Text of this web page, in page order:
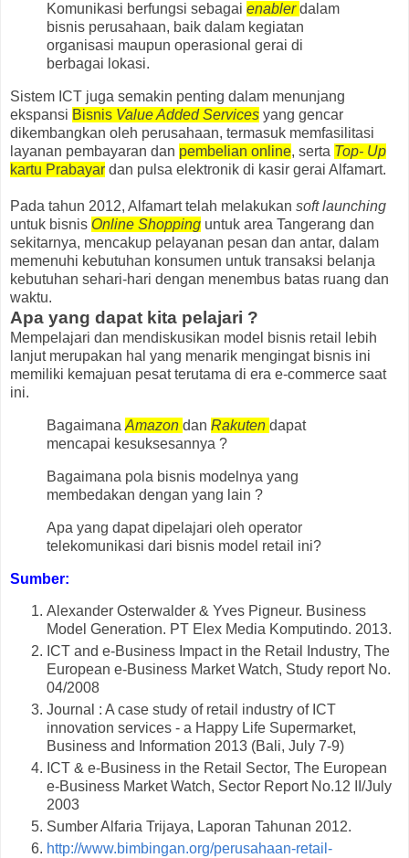
Komunikasi berfungsi sebagai enablerdalam
bisnis perusahaan, baik dalam kegiatan
organisasi maupun operasional gerai di
berbagai lokasi.
Sistem ICT juga semakin penting dalam menunjang
ekspansi Bisnis Value Added Services yang gencar
dikembangkan oleh perusahaan, termasuk memfasilitasi
layanan pembayaran dan pembelian online, serta Top- Up
kartu Prabayar dan pulsa elektronik di kasir gerai Alfamart.
Pada tahun 2012, Alfamart telah melakukan soft launching
untuk bisnis Online Shopping untuk area Tangerang dan
sekitarnya, mencakup pelayanan pesan dan antar, dalam
memenuhi kebutuhan konsumen untuk transaksi belanja
kebutuhan sehari-hari dengan menembus batas ruang dan
waktu.
Apa yang dapat kita pelajari ?
Mempelajari dan mendiskusikan model bisnis retail lebih
lanjut merupakan hal yang menarik mengingat bisnis ini
memiliki kemajuan pesat terutama di era e-commerce saat
ini.
Bagaimana Amazon dan Rakuten dapat
mencapai kesuksesannya ?
Bagaimana pola bisnis modelnya yang
membedakan dengan yang lain ?
Apa yang dapat dipelajari oleh operator
telekomunikasi dari bisnis model retail ini?
Sumber:
Alexander Osterwalder & Yves Pigneur. Business
Model Generation. PT Elex Media Komputindo. 2013.
ICT and e-Business Impact in the Retail Industry, The
European e-Business Market Watch, Study report No.
04/2008
Journal : A case study of retail industry of ICT
innovation services - a Happy Life Supermarket,
Business and Information 2013 (Bali, July 7-9)
ICT & e-Business in the Retail Sector, The European
e-Business Market Watch, Sector Report No.12 II/July
2003
Sumber Alfaria Trijaya, Laporan Tahunan 2012.
http://www.bimbingan.org/perusahaan-retail-